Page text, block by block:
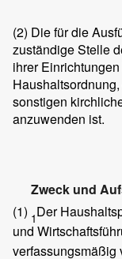
(2) Die für die
zuständige Stelle
ihrer
sonstigen
anzuwenden ist.
Zweck und
(1) 1Der
und
verfassungsmäßig